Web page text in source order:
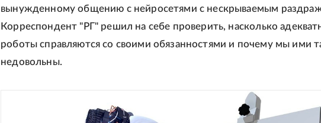
вынужденному общению с нейросетями с нескрываемым
Корреспондент "РГ" решил на себе проверить, насколько
роботы справляются со своими обязанностями и почему мы ими
недовольны.